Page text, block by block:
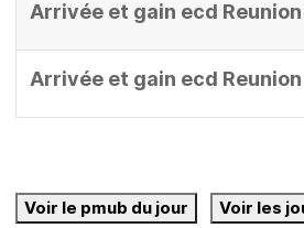
Arrivée et gain ecd
Arrivée et gain ecd
Voir le pmub du jour
Voir les